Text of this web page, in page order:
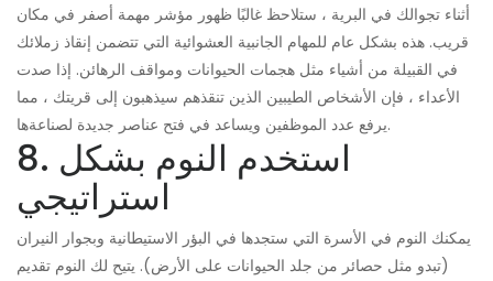
أثناء تجوالك في البرية ، ستلاحظ غالبًا ظهور مؤشر مهمة أصفر في مكان
قريب. هذه بشكل عام للمهام الجانبية العشوائية التي تتضمن إنقاذ زملائك
في القبيلة من أشياء مثل هجمات الحيوانات ومواقف الرهائن. إذا صدت
الأعداء ، فإن الأشخاص الطيبين الذين تنقذهم سيذهبون إلى قريتك ، مما
يرفع عدد الموظفين ويساعد في فتح عناصر جديدة لصناعةها.
8. استخدم النوم بشكل
استراتيجي
يمكنك النوم في الأسرة التي ستجدها في البؤر الاستيطانية وبجوار النيران
(تبدو مثل حصائر من جلد الحيوانات على الأرض). يتيح لك النوم تقديم